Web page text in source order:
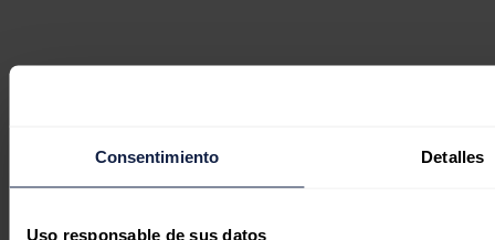
Consentimiento Detalles
Uso responsable de sus datos